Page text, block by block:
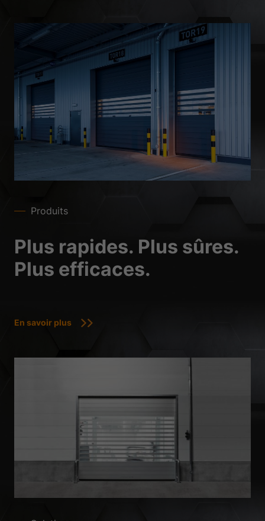
Produits
Plus rapides. Plus sûres.
Plus efficaces.
En savoir plus